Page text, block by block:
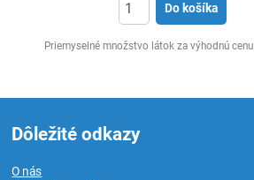
Do košíka
Priemyselné množstvo látok za výhodnú cenu
Dôležité odkazy
O nás